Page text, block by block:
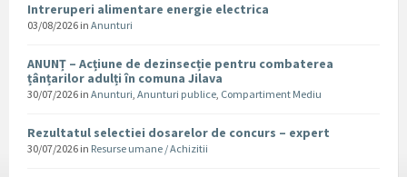
Intreruperi alimentare energie electrica
03/08/2026 in Anunturi
ANUNȚ – Acțiune de dezinsecție pentru combaterea
țânțarilor adulți în comuna Jilava
30/07/2026 in Anunturi, Anunturi publice, Compartiment Mediu
Rezultatul selectiei dosarelor de concurs – expert
30/07/2026 in Resurse umane / Achizitii